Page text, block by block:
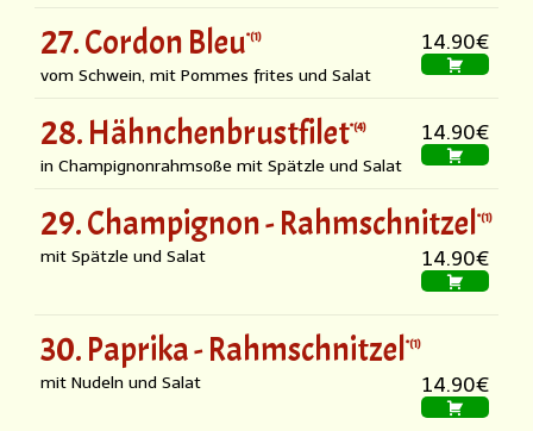
27. Cordon Bleu 1 14.90€
vom Schwein, mit Pommes frites und Salat
28. Hähnchenbrustfilet 4 14.90€
in Champignonrahmsoße mit Spätzle und Salat
29. Champignon - Rahmschnitzel 1
14.90€
mit Spätzle und Salat
30. Paprika - Rahmschnitzel 1
14.90€
mit Nudeln und Salat